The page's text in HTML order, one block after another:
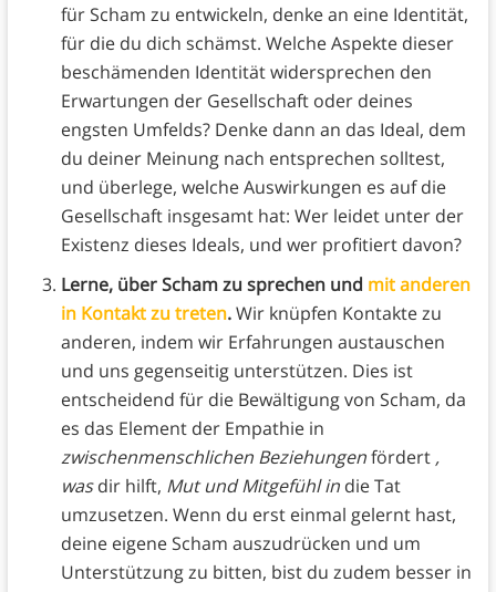
für Scham zu entwickeln, denke an eine Identität,
für die du dich schämst. Welche Aspekte dieser
beschämenden Identität widersprechen den
Erwartungen der Gesellschaft oder deines
engsten Umfelds? Denke dann an das Ideal, dem
du deiner Meinung nach entsprechen solltest,
und überlege, welche Auswirkungen es auf die
Gesellschaft insgesamt hat: Wer leidet unter der
Existenz dieses Ideals, und wer profitiert davon?
Lerne, über Scham zu sprechen und mit anderen
in Kontakt zu treten.Wir knüpfen Kontakte zu
anderen, indem wir Erfahrungen austauschen
und uns gegenseitig unterstützen. Dies ist
entscheidend für die Bewältigung von Scham, da
es das Element der Empathie in
zwischenmenschlichen Beziehungenfördert ,
wasdir hilft, Mut undMitgefühl in die Tat
umzusetzen. Wenn du erst einmal gelernt hast,
deine eigene Scham auszudrücken und um
Unterstützung zu bitten, bist du zudem besser in